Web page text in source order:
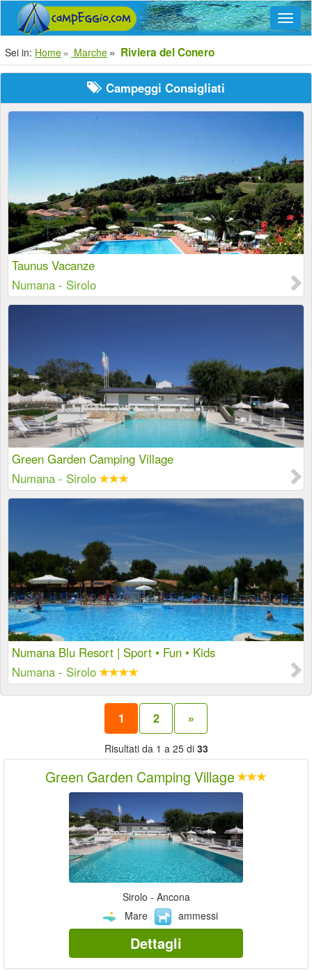
Sei in: Home Marche Riviera del Conero
Campeggi Consigliati
Taunus Vacanze
Numana - Sirolo
Green Garden Camping Village
Numana - Sirolo
Numana Blu Resort | Sport • Fun • Kids
Numana - Sirolo
1 2 »
Risultati da 1 a 25 di 33
Green Garden Camping Village
Sirolo - Ancona
Mare
ammessi
Dettagli